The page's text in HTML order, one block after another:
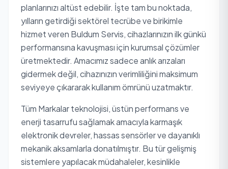
planlarınızı altüst edebilir. İşte tam bu noktada,
yılların getirdiği sektörel tecrübe ve birikimle
hizmet veren Buldum Servis, cihazlarınızın ilk günkü
performansına kavuşması için kurumsal çözümler
üretmektedir. Amacımız sadece anlık arızaları
gidermek değil, cihazınızın verimliliğini maksimum
seviyeye çıkararak kullanım ömrünü uzatmaktır.
Tüm Markalar teknolojisi, üstün performans ve
enerji tasarrufu sağlamak amacıyla karmaşık
elektronik devreler, hassas sensörler ve dayanıklı
mekanik aksamlarla donatılmıştır. Bu tür gelişmiş
sistemlere yapılacak müdahaleler, kesinlikle